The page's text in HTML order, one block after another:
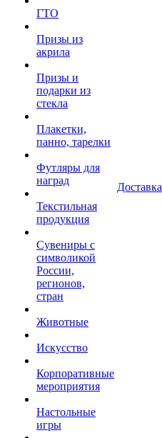
ГТО
Призы из
акрила
Призы и
подарки из
стекла
Плакетки,
панно, тарелки
Футляры для
наград
Текстильная
продукция
Сувениры с
символикой
России,
регионов,
стран
Животные
Искусство
Корпоративные
мероприятия
Настольные
игры
Доставка